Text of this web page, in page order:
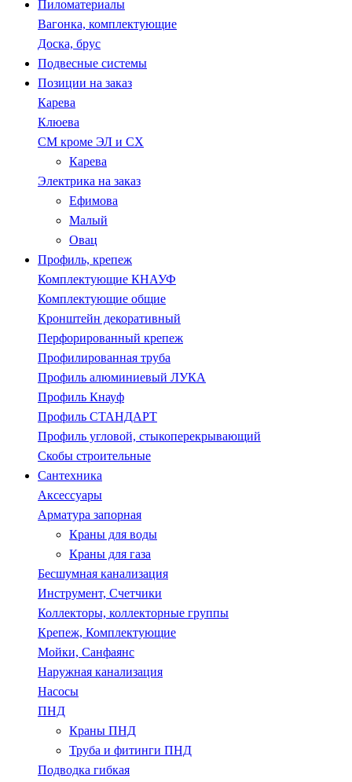
Пиломатериалы
Вагонка, комплектующие
Доска, брус
Подвесные системы
Позиции на заказ
Карева
Клюева
СМ кроме ЭЛ и СХ
Карева
Электрика на заказ
Ефимова
Малый
Овац
Профиль, крепеж
Комплектующие КНАУФ
Комплектующие общие
Кронштейн декоративный
Перфорированный крепеж
Профилированная труба
Профиль алюминиевый ЛУКА
Профиль Кнауф
Профиль СТАНДАРТ
Профиль угловой, стыкоперекрывающий
Скобы строительные
Сантехника
Аксессуары
Арматура запорная
Краны для воды
Краны для газа
Бесшумная канализация
Инструмент, Счетчики
Коллекторы, коллекторные группы
Крепеж, Комплектующие
Мойки, Санфаянс
Наружная канализация
Насосы
ПНД
Краны ПНД
Труба и фитинги ПНД
Подводка гибкая